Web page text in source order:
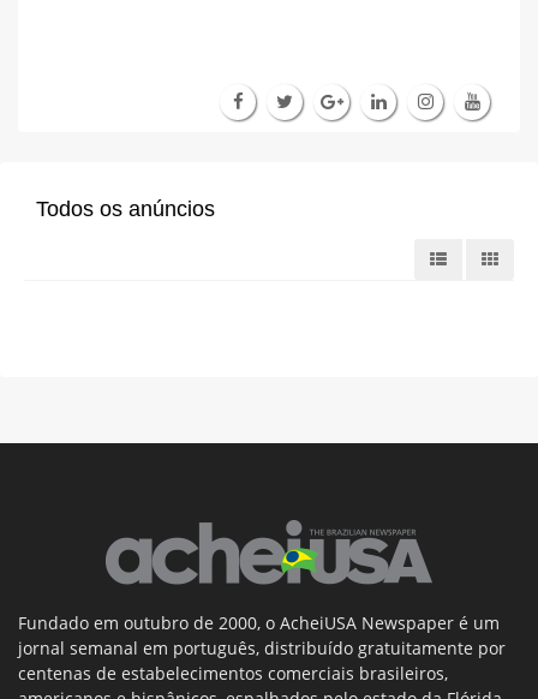
Todos os anúncios
Fundado em outubro de 2000, o AcheiUSA Newspaper é um
jornal semanal em português, distribuído gratuitamente por
centenas de estabelecimentos comerciais brasileiros,